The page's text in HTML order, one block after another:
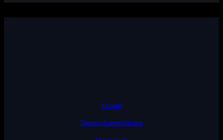
Kontakt
Datenschutzerklärung